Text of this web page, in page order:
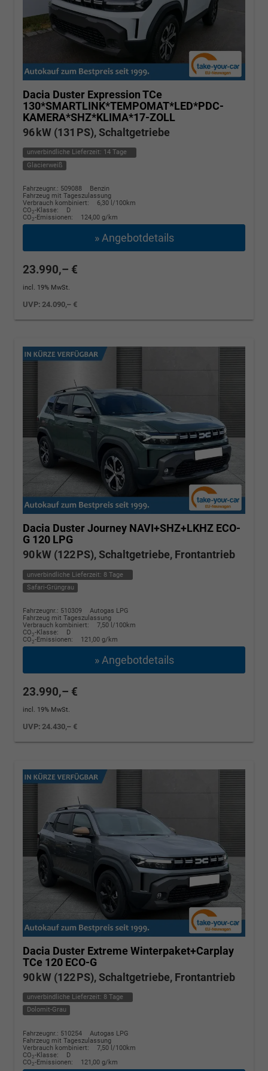
Dacia Duster Expression TCe
130*SMARTLINK*TEMPOMAT*LED*PDC-
KAMERA*SHZ*KLIMA*17-ZOLL
96 kW (131 PS), Schaltgetriebe
unverbindliche Lieferzeit: 14 Tage
Glacierweiß
Fahrzeugnr.: 509088
Benzin
Fahrzeug mit Tageszulassung
Verbrauch kombiniert:
6,30 l/100km
CO2-Klasse:
D
CO2-Emissionen: 124,00 g/km
» Angebotdetails
23.990,– €
incl. 19% MwSt.
UVP:24.090,– €
Dacia DusterJourney NAVI+SHZ+LKHZ ECO-
G 120 LPG
90 kW (122 PS), Schaltgetriebe, Frontantrieb
unverbindliche Lieferzeit: 8 Tage
Safari-Grüngrau
Fahrzeugnr.: 510309
Autogas LPG
Fahrzeug mit Tageszulassung
Verbrauch kombiniert:
7,50 l/100km
CO2-Klasse:
D
CO2-Emissionen: 121,00 g/km
» Angebotdetails
23.990,– €
incl. 19% MwSt.
UVP:24.430,– €
Dacia Duster Extreme Winterpaket+Carplay
TCe 120 ECO-G
90 kW (122 PS), Schaltgetriebe, Frontantrieb
unverbindliche Lieferzeit: 8 Tage
Dolomit-Grau
Fahrzeugnr.: 510254
Autogas LPG
Fahrzeug mit Tageszulassung
Verbrauch kombiniert:
7,50 l/100km
CO2-Klasse:
D
CO2-Emissionen: 121,00 g/km